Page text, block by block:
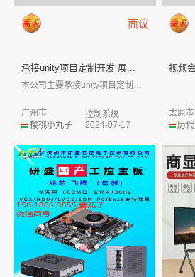
面议
承接unity项目定制开发 展...
本公司主要承接unity项目定制开发 展...
樱桃小丸子
广州市
控制系统
2024-07-17
太原市